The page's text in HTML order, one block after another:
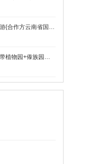
元谋土林汽车一日游{合作方云南省国旅}
西双版纳中科院热带植物园+傣族园一日游